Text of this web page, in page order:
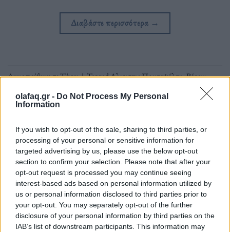
olafaq.gr - Do Not Process My Personal
Information
If you wish to opt-out of the sale, sharing to third parties, or
processing of your personal or sensitive information for
targeted advertising by us, please use the below opt-out
section to confirm your selection. Please note that after your
opt-out request is processed you may continue seeing
interest-based ads based on personal information utilized by
us or personal information disclosed to third parties prior to
your opt-out. You may separately opt-out of the further
disclosure of your personal information by third parties on the
IAB’s list of downstream participants. This information may
Διαβάστε περισσότερα →
Δημοσιεύθηκε σεΤέχνη|TaggedΑλκηστις Πρωτοψάλτη,Βόρεια
Πολιτισμός
Άλκηστις Πρωτοψάλτη: «Η Μελίνα άφησε το αποτύπωμά
της για πάντα»